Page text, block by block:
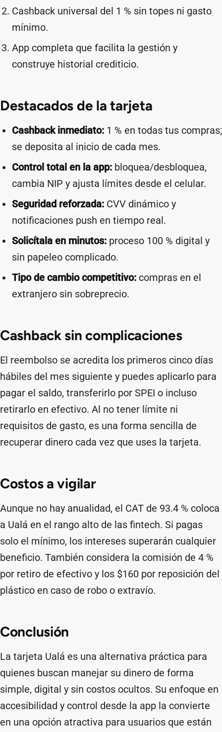
Cashback universal del 1 % sin topes ni gasto
mínimo.
App completa que facilita la gestión y
construye historial crediticio.
Destacados de la tarjeta
Cashback inmediato: 1 % en todas tus compras;
se deposita al inicio de cada mes.
Control total en la app: bloquea/desbloquea,
cambia NIP y ajusta límites desde el celular.
Seguridad reforzada: CVV dinámico y
notificaciones push en tiempo real.
Solicítala en minutos: proceso 100 % digital y
sin papeleo complicado.
Tipo de cambio competitivo: compras en el
extranjero sin sobreprecio.
Cashback sin complicaciones
El reembolso se acredita los primeros cinco días
hábiles del mes siguiente y puedes aplicarlo para
pagar el saldo, transferirlo por SPEI o incluso
retirarlo en efectivo. Al no tener límite ni
requisitos de gasto, es una forma sencilla de
recuperar dinero cada vez que uses la tarjeta.
Costos a vigilar
Aunque no hay anualidad, el CAT de 93.4 % coloca
a Ualá en el rango alto de las fintech. Si pagas
solo el mínimo, los intereses superarán cualquier
beneficio. También considera la comisión de 4 %
por retiro de efectivo y los $160 por reposición del
plástico en caso de robo o extravío.
Conclusión
La tarjeta Ualá es una alternativa práctica para
quienes buscan manejar su dinero de forma
simple, digital y sin costos ocultos. Su enfoque en
accesibilidad y control desde la app la convierte
en una opción atractiva para usuarios que están